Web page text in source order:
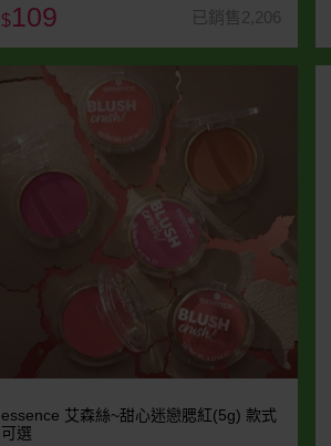
$109 已銷售2,206
essence 艾森絲~甜心迷戀腮紅(5g) 款式
可選